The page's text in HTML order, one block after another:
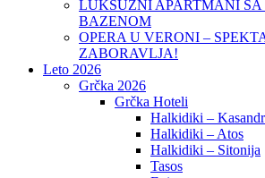
LUKSUZNI APARTMANI SA
BAZENOM
OPERA U VERONI –
ZABORAVLJA!
Leto 2026
Grčka 2026
Grčka Hoteli
Halkidiki –
Halkidiki – Atos
Halkidiki – Sitonija
Tasos